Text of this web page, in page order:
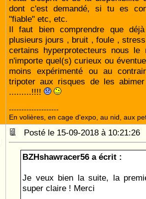
dont c'est demandé, si tu es
"fiable" etc, etc.
Il faut bien comprendre que
plusieurs jours , bruit , foule ,
certains hyperprotecteurs nous
n'importe quel(s) curieux ou
moins expérimenté ou au
tripoter aux risques de les
.........!!!!
--------------------
En volières, en cage d'expo, au nid, aux
Posté le 15-09-2018 à
BZHshawracer56 a écrit :
Je veux bien la suite, la
super claire ! Merci